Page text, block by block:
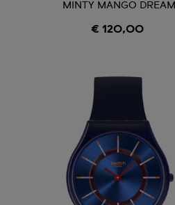
MINTY MANGO DREAM
€ 120,00